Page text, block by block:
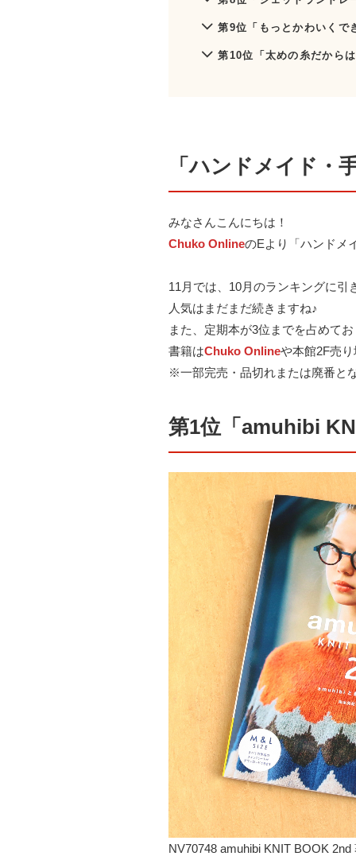
第9位「もっとかわいく
第10位「太めの糸だから
「ハンドメイド・
みなさんこんにちは！
Chuko OnlineのEより「ハンドメ
11月では、10月のランキングに引
人気はまだまだ続きますね♪
また、定期本が3位までを占めて
書籍はChuko Onlineや本館2F売
※一部完売・品切れまたは廃番と
第1位「amuhibi
NV70748 amuhibi KNIT BOOK